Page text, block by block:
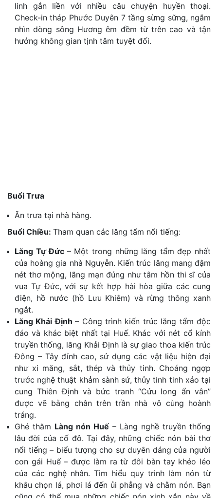
linh gắn liền với nhiều câu chuyện huyền thoại.
Check-in tháp Phước Duyên 7 tầng sừng sững, ngắm
nhìn dòng sông Hương êm đềm từ trên cao và tận
hưởng không gian tịnh tâm tuyệt đối.
Buổi Trưa
Ăn trưa tại nhà hàng.
Buổi Chiều: Tham quan các lăng tẩm nổi tiếng:
Lăng Tự Đức – Một trong những lăng tẩm đẹp nhất
của hoàng gia nhà Nguyễn. Kiến trúc lăng mang đậm
nét thơ mộng, lãng mạn đúng như tâm hồn thi sĩ của
vua Tự Đức, với sự kết hợp hài hòa giữa các cung
điện, hồ nước (hồ Lưu Khiêm) và rừng thông xanh
ngắt.
Lăng Khải Định– Công trình kiến trúc lăng tẩm độc
đáo và khác biệt nhất tại Huế. Khác với nét cổ kính
truyền thống, lăng Khải Định là sự giao thoa kiến trúc
Đông – Tây đỉnh cao, sử dụng các vật liệu hiện đại
như xi măng, sắt, thép và thủy tinh. Choáng ngợp
trước nghệ thuật khảm sành sứ, thủy tinh tinh xảo tại
cung Thiên Định và bức tranh “Cửu long ẩn vân”
được vẽ bằng chân trên trần nhà vô cùng hoành
tráng.
Ghé thăm Làng nón Huế – Làng nghề truyền thống
lâu đời của cố đô.Tại đây, những chiếc nón bài thơ
nổi tiếng – biểu tượng cho sự duyên dáng của người
con gái Huế – được làm ra từ đôi bàn tay khéo léo
của các nghệ nhân. Tìm hiểu quy trình làm nón từ
khâu chọn lá, phơi lá đến ủi phẳng và chằm nón. Bạn